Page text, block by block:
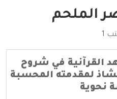
الملحم
1
القرآنية في شروح
لمقدمته المحسبة
نحوية